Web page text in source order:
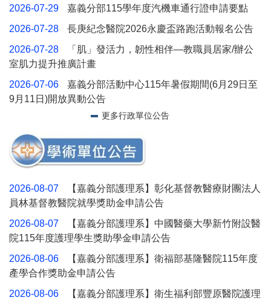
2026-07-29
嘉義分部115學年度汽機車通行證申請要點
2026-07-28
長庚紀念醫院2026永慶盃路跑活動報名公告
2026-07-28
「肌」發活力，韌性相伴—教職員居家/辦公
室肌力提升推廣計畫
2026-07-06
嘉義分部活動中心115年暑假期間(6月29日至
9月11日)開放異動公告
更多行政單位公告
2026-08-07
【嘉義分部護理系】彰化基督教醫療財團法人
員林基督教醫院就學獎助金申請公告
2026-08-07
【嘉義分部護理系】中國醫藥大學新竹附設醫
院115年度護理學生獎助學金申請公告
2026-08-06
【嘉義分部護理系】衛福部基隆醫院115年度
產學合作獎助金申請公告
2026-08-06
【嘉義分部護理系】衛生福利部豐原醫院護理